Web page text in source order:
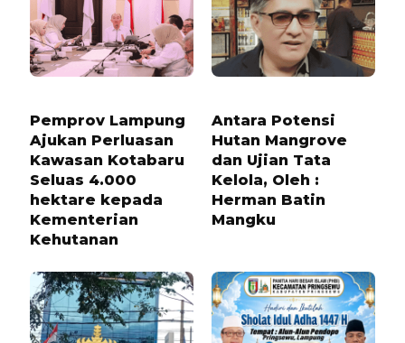
Pemprov Lampung
Ajukan Perluasan
Kawasan Kotabaru
Seluas 4.000
hektare kepada
Kementerian
Kehutanan
Antara Potensi
Hutan Mangrove
dan Ujian Tata
Kelola, Oleh :
Herman Batin
Mangku